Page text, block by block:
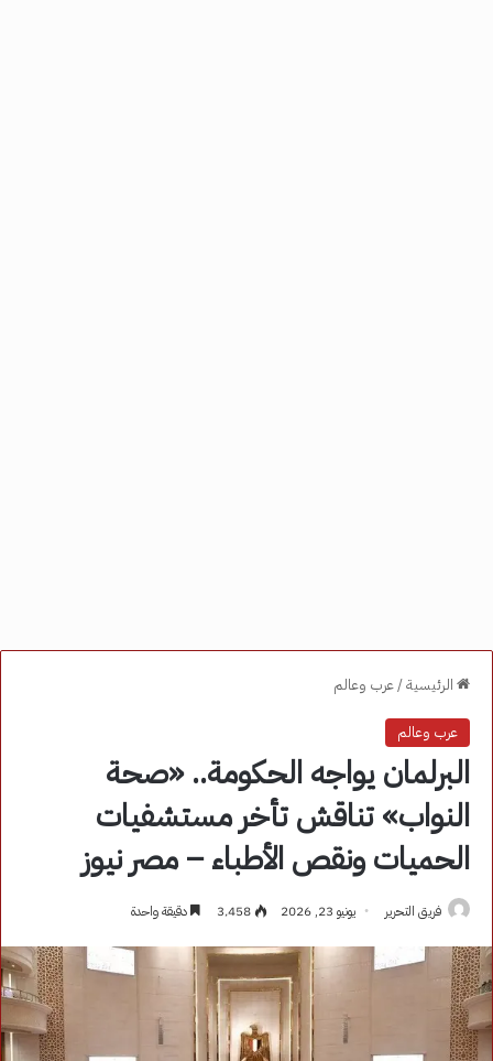
الرئيسية/عرب وعالم
عرب وعالم
البرلمان يواجه الحكومة.. «صحة
النواب» تناقش تأخر مستشفيات
الحميات ونقص الأطباء – مصر نيوز
فريق التحرير يونيو 23, 2026 3٬458 دقيقة واحدة